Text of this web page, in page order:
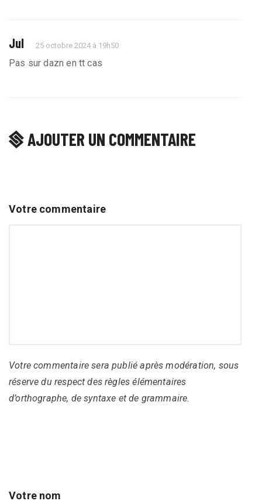
Jul 25 octobre 2024 à 19h50
Pas sur dazn en tt cas
AJOUTER UN COMMENTAIRE
Votre commentaire
Votre commentaire sera publié après modération, sous
réserve du respect des règles élémentaires
d’orthographe, de syntaxe et de grammaire.
Votre nom